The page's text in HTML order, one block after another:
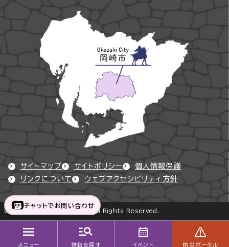
メニュー 情報を探す イベント 防災ポータル
サイトマップ サイトポリシー
個人情報保護
リンクについて
ウェブアクセシビリティ方針
Copyright © Okazaki City All Rights Reserved.
チャットでお問い合わせ